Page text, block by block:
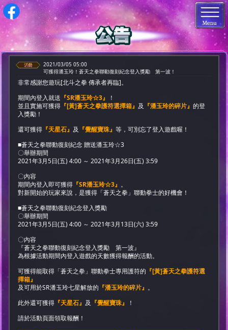
2021/03/05 05:00
可獲得潘玉玲！蒼天之拳聯動復刻紀念登入獎勵 第一波！
非常感謝您遊玩[北斗之拳 傳承者再臨]。
期間內登入就送 『SR潘玉玲☆3』
！
並且實施可獲得 『[黃]蒼天之拳護符選擇箱』 及 『潘玉玲的碎片』的登
入獎勵！
還可獲得 『天星石』 及 『覺醒寶珠』等，可別忘了登入遊戲喔！
■蒼天之拳聯動復刻紀念 贈送潘玉玲☆3
〇舉辦期間
2021年3月5日(五) 4:00 ～ 2021年3月26日(五) 3:59
〇內容
期間內登入即可獲得 『SR潘玉玲☆3』 。
對新開始的玩家來說，是獲得「蒼天之拳」聯動拳士的好機會！
■蒼天之拳聯動復刻紀念登入獎勵
〇舉辦期間
2021年3月5日(五) 4:00 ～ 2021年3月13日(六) 3:59
〇內容
『蒼天之拳聯動復刻紀念登入獎勵 第一波』
為根據活動期間內登入遊戲的天數獲得報酬的活動。
可獲得能取得「蒼天之拳」聯動拳士專用護符的 『[黃]蒼天之拳護符選
擇箱』
及可用於SR潘玉玲七星解放的 『潘玉玲的碎片』 。
此外還可獲得 『天星石』 及 『覺醒寶珠』
！
請於活動頁面領取報酬！